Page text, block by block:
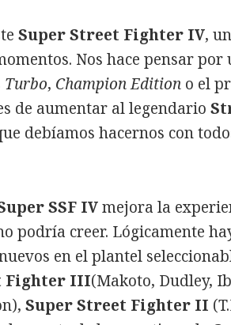
Super Street Fighter IV,
Nos hace pensar por
Turbo, Champion Edition o el
de aumentar al legendario
debíamos hacernos con
SSF IVmejora la
podría creer. Lógicamente
en el plantel
Fighter III(Makoto, Dudley,
Super Street Fighter II